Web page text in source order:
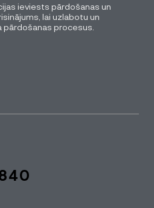
ieviests pārdošanas un
lai uzlabotu un
procesus.